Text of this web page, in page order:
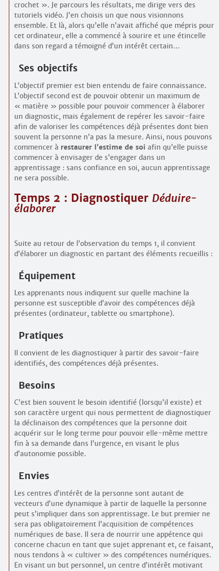
crochet ». Je parcours les résultats, me dirige vers des
tutoriels vidéo. J’en choisis un que nous visionnons
ensemble. Et là, alors qu’elle n’avait affiché que mépris pour
cet ordinateur, elle a commencé à sourire et une étincelle
dans son regard a témoigné d’un intérêt certain…
Ses objectifs
L’objectif premier est bien entendu de faire connaissance.
L’objectif second est de pouvoir obtenir un maximum de
« matière » possible pour pouvoir commencer à élaborer
un diagnostic, mais également de repérer les savoir-faire
afin de valoriser les compétences déjà présentes dont bien
souvent la personne n’a pas la mesure. Ainsi, nous pouvons
commencer à restaurer l’estime de soi afin qu’elle puisse
commencer à envisager de s’engager dans un
apprentissage : sans confiance en soi, aucun apprentissage
ne sera possible.
Temps 2 : Diagnostiquer Déduire-
élaborer
Suite au retour de l’observation du temps 1, il convient
d’élaborer un diagnostic en partant des éléments recueillis :
Équipement
Les apprenants nous indiquent sur quelle machine la
personne est susceptible d’avoir des compétences déjà
présentes (ordinateur, tablette ou smartphone).
Pratiques
Il convient de les diagnostiquer à partir des savoir-faire
identifiés, des compétences déjà présentes.
Besoins
C’est bien souvent le besoin identifié (lorsqu’il existe) et
son caractère urgent qui nous permettent de diagnostiquer
la déclinaison des compétences que la personne doit
acquérir sur le long terme pour pouvoir elle-même mettre
fin à sa demande dans l’urgence, en visant le plus
d’autonomie possible.
Envies
Les centres d’intérêt de la personne sont autant de
vecteurs d’une dynamique à partir de laquelle la personne
peut s’impliquer dans son apprentissage. Le but premier ne
sera pas obligatoirement l’acquisition de compétences
numériques de base. Il sera de nourrir une appétence qui
concerne chacun en tant que sujet apprenant et, ce faisant,
nous tendons à « cultiver » des compétences numériques.
En visant un but personnel, un centre d’intérêt motivant